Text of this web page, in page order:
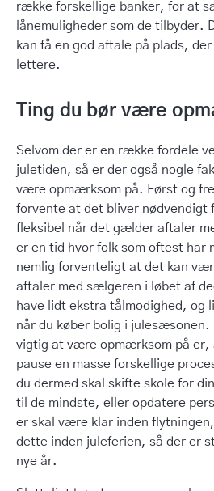
række forskellige banker, for at
lånemuligheder som de tilbyder.
kan få en god aftale på plads,
lettere.
Ting du bør være
Selvom der er en række fordele
juletiden, så er der også nogle
være opmærksom på. Først og
forvente at det bliver nødvendigt
fleksibel når det gælder aftaler
er en tid hvor folk som oftest har
nemlig forventeligt at det kan
aftaler med sælgeren i løbet af
have lidt ekstra tålmodighed, og
når du køber bolig i julesæsonen.
vigtig at være opmærksom på er,
pause en masse forskellige
du dermed skal skifte skole for
til de mindste, eller opdatere
er skal være klar inden
dette inden juleferien, så der er
nye år.